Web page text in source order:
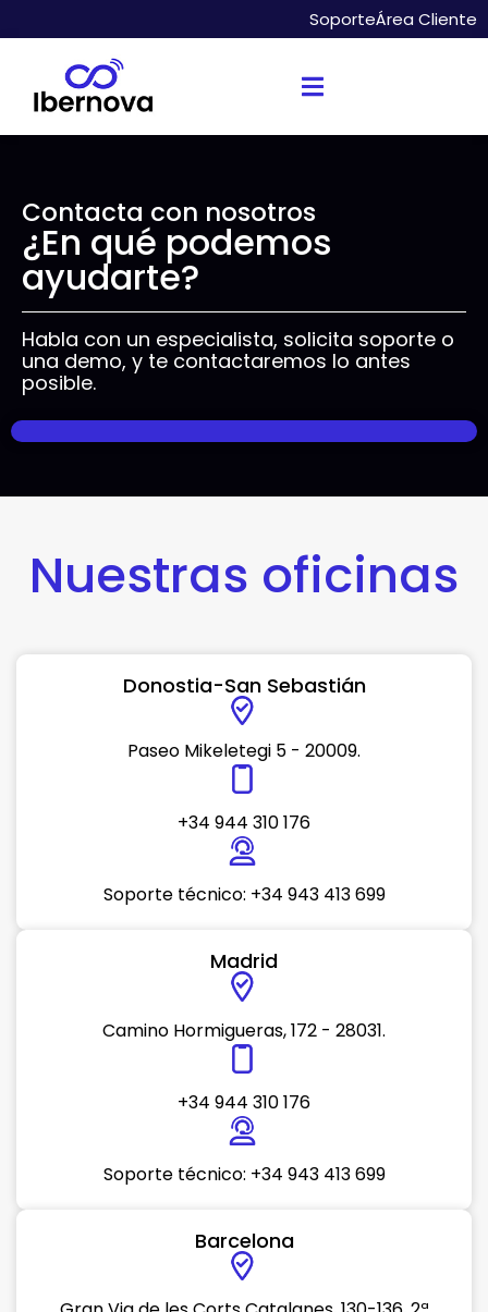
SoporteÁrea Cliente
Contacta con nosotros
¿En qué podemos
ayudarte?
Habla con un especialista, solicita soporte o
una demo, y te contactaremos lo antes
posible.
Nuestras oficinas
Donostia-San Sebastián
Paseo Mikeletegi 5 - 20009.
+34 944 310 176
Soporte técnico: +34 943 413 699
Madrid
Camino Hormigueras, 172 - 28031.
+34 944 310 176
Soporte técnico: +34 943 413 699
Barcelona